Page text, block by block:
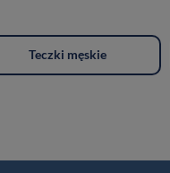
Teczki męskie